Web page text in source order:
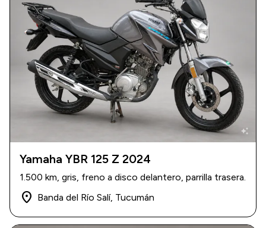
auto_awesome
2024| 1.500 km
$ 3.500.000
Yamaha YBR 125 Z 2024
1.500 km, gris, freno a disco delantero, parrilla trasera.
place Banda del Río Salí, Tucumán